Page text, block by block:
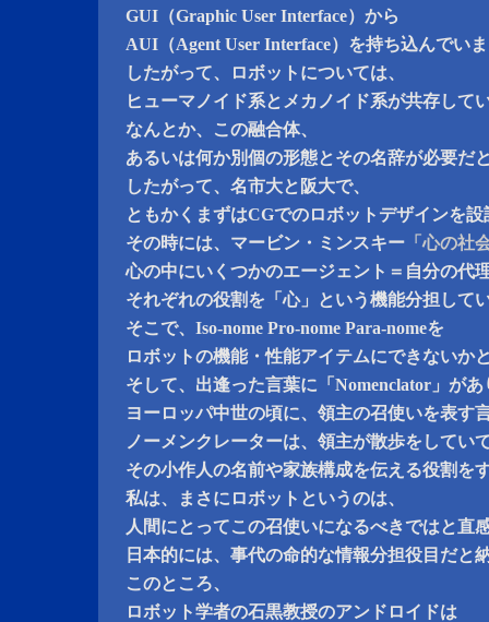
GUI（Graphic User Interface）から
AUI（Agent User Interface）を持ち込んでい
したがって、ロボットについては、
ヒューマノイド系とメカノイド系が共存して
なんとか、この融合体、
あるいは何か別個の形態とその名辞が必要だ
したがって、名市大と阪大で、
ともかくまずはCGでのロボットデザインを
その時には、マービン・ミンスキー 「心の社
心の中にいくつかのエージェント＝自分の代
それぞれの役割を「心」という機能分担して
そこで、Iso-nome Pro-nome Para-nomeを
ロボットの機能・性能アイテムにできないか
そして、出逢った言葉に「Nomenclator」が
ヨーロッパ中世の頃に、領主の召使いを表す
ノーメンクレーターは、領主が散歩をしてい
その小作人の名前や家族構成を伝える役割を
私は、まさにロボットというのは、
人間にとってこの召使いになるべきではと直
日本的には、事代の命的な情報分担役目だと
このところ、
ロボット学者の石黒教授のアンドロイドは